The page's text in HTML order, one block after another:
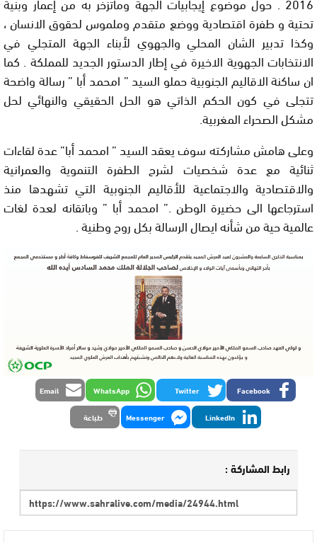
تحتية و طفرة اقتصادية ووضع متقدم وملموس لحقوق الانسان ،
وكذا تدبير الشان المحلي والجهوي لأبناء الجهة المتجلي في
الانتخابات الجهوية الاخيرة في إطار الدستور الجديد للمملكة . كما
ان ساكنة الاقاليم الجنوبية حملو السيد ” امحمد أبا ” رسالة واضحة
تتجلى في كون الحكم الذاتي هو الحل الحقيقي والنهائي لحل
مشكل الصحراء المغربية.
وعلى هامش مشاركته سوف يعقد السيد ” امحمد أبا” عدة لقاءات
ثنائية مع عدة شخصيات لشرح الطفرة التنموية والعمرانية
والاقتصادية والاجتماعية للأقاليم الجنوبية التي تشهدها منذ
استرجاعها الى حضيرة الوطن .” امحمد أبا ” وباتقانه لعدة لغات
عالمية حية من شأنه ايصال الرسالة بكل روح وطنية .
Facebook
Twitter
WhatsApp
Email
LinkedIn
Messenger طباعة
رابط المشاركة :